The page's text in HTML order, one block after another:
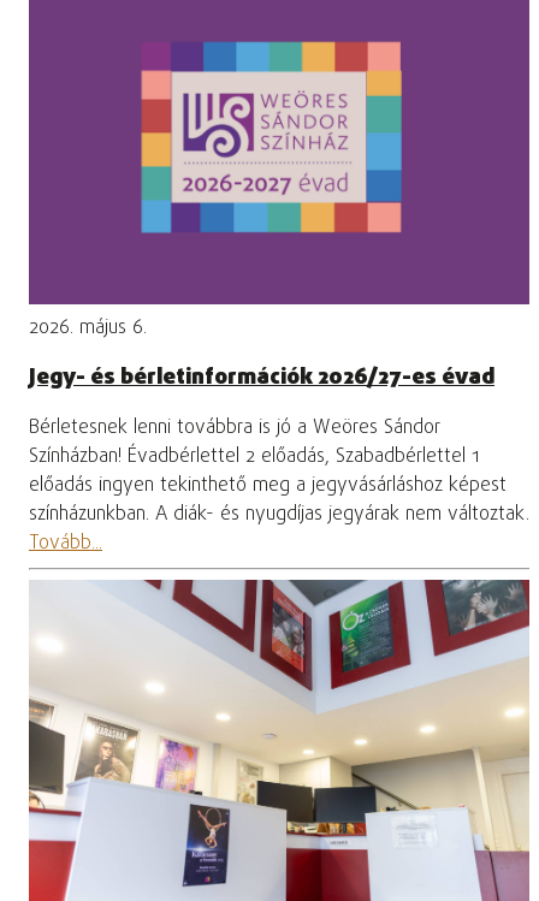
2026. május 6.
Jegy- és bérletinformációk 2026/27-es évad
Bérletesnek lenni továbbra is jó a Weöres Sándor
Színházban! Évadbérlettel 2 előadás, Szabadbérlettel 1
előadás ingyen tekinthető meg a jegyvásárláshoz képest
színházunkban. A diák- és nyugdíjas jegyárak nem változtak.
Tovább...